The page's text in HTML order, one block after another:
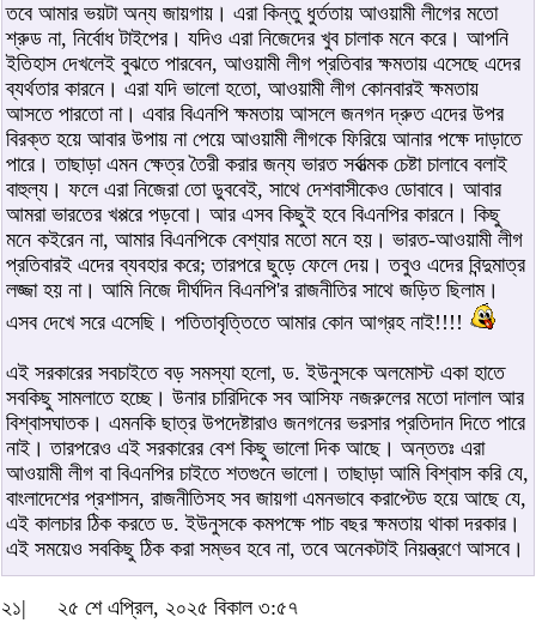
তবে আমার ভয়টা অন্য জায়গায়। এরা কিন্তু ধুর্ততায় আওয়ামী লীগের মতো
শ্রুড না, নির্বোধ টাইপের। যদিও এরা নিজেদের খুব চালাক মনে করে। আপনি
ইতিহাস দেখলেই বুঝতে পারবেন, আওয়ামী লীগ প্রতিবার ক্ষমতায় এসেছে এদের
ব্যর্থতার কারনে। এরা যদি ভালো হতো, আওয়ামী লীগ কোনবারই ক্ষমতায়
আসতে পারতো না। এবার বিএনপি ক্ষমতায় আসলে জনগন দ্রুত এদের উপর
বিরক্ত হয়ে আবার উপায় না পেয়ে আওয়ামী লীগকে ফিরিয়ে আনার পক্ষে দাড়াতে
পারে। তাছাড়া এমন ক্ষেত্র তৈরী করার জন্য ভারত সর্বাত্মক চেষ্টা চালাবে বলাই
বাহুল্য। ফলে এরা নিজেরা তো ডুববেই, সাথে দেশবাসীকেও ডোবাবে। আবার
আমরা ভারতের খপ্পরে পড়বো। আর এসব কিছুই হবে বিএনপির কারনে। কিছু
মনে কইরেন না, আমার বিএনপিকে বেশ্যার মতো মনে হয়। ভারত-আওয়ামী লীগ
প্রতিবারই এদের ব্যবহার করে; তারপরে ছুড়ে ফেলে দেয়। তবুও এদের বিন্দুমাত্র
লজ্জা হয় না। আমি নিজে দীর্ঘদিন বিএনপি'র রাজনীতির সাথে জড়িত ছিলাম।
এসব দেখে সরে এসেছি। পতিতাবৃত্তিতে আমার কোন আগ্রহ নাই!!!!
এই সরকারের সবচাইতে বড় সমস্যা হলো, ড. ইউনুসকে অলমোস্ট একা হাতে
সবকিছু সামলাতে হচ্ছে। উনার চারিদিকে সব আসিফ নজরুলের মতো দালাল আর
বিশ্বাসঘাতক। এমনকি ছাত্র উপদেষ্টারাও জনগনের ভরসার প্রতিদান দিতে পারে
নাই। তারপরেও এই সরকারের বেশ কিছু ভালো দিক আছে। অন্ততঃ এরা
আওয়ামী লীগ বা বিএনপির চাইতে শতগুনে ভালো। তাছাড়া আমি বিশ্বাস করি যে,
বাংলাদেশের প্রশাসন, রাজনীতিসহ সব জায়গা এমনভাবে করাপ্টেড হয়ে আছে যে,
এই কালচার ঠিক করতে ড. ইউনুসকে কমপক্ষে পাচ বছর ক্ষমতায় থাকা দরকার।
এই সময়েও সবকিছু ঠিক করা সম্ভব হবে না, তবে অনেকটাই নিয়ন্ত্রণে আসবে।
২১|
২৫ শে এপ্রিল, ২০২৫ বিকাল ৩:৫৭